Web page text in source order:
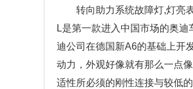
转向助力系统故障灯,灯亮
L是第一款进入中国市场的奥
迪公司在德国新A6的基础上开
动力，外观好像就有那么一点
适性所必须的刚性连接与较低